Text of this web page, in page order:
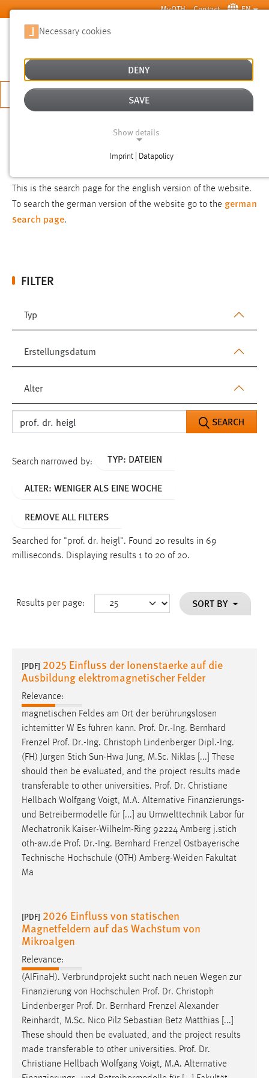
Skip to main content MyOTH Contact EN
APPLY NOW
This is the search page for the english version of the website.
To search the german version of the website go to the german
search page.
FILTER
Typ
Erstellungsdatum
Alter
SEARCH
Search narrowed by: TYP: DATEIEN
ALTER: WENIGER ALS EINE WOCHE
REMOVE ALL FILTERS
Searched for "prof. dr. heigl". Found 20 results in 69
milliseconds. Displaying results 1 to 20 of 20.
Results per page: SORT BY
[PDF] 2025 Einfluss der Ionenstaerke auf die
Ausbildung elektromagnetischer Felder
Relevance:
magnetischen Feldes am Ort der berührungslosen
ichtemitter W Es führen kann. Prof. Dr.-Ing. Bernhard
Frenzel Prof. Dr.-Ing. Christoph Lindenberger Dipl.-Ing.
(FH) Jürgen Stich Sun-Hwa Jung, M.Sc. Niklas [...] These
should then be evaluated, and the project results made
transferable to other universities. Prof. Dr. Christiane
Hellbach Wolfgang Voigt, M.A. Alternative Finanzierungs-
und Betreibermodelle für [...] au Umwelttechnik Labor für
Mechatronik Kaiser-Wilhelm-Ring 92224 Amberg j.stich
oth-aw.de Prof. Dr.-Ing. Bernhard Frenzel Ostbayerische
Technische Hochschule (OTH) Amberg-Weiden Fakultät
Ma
[PDF] 2026 Einfluss von statischen
Magnetfeldern auf das Wachstum von
Mikroalgen
Relevance:
(AIFinaH). Verbrundprojekt sucht nach neuen Wegen zur
Finanzierung von Hochschulen Prof. Dr. Christoph
Lindenberger Prof. Dr. Bernhard Frenzel Alexander
Reinhardt, M.Sc. Nico Pilz Sebastian Betz Matthias [...]
These should then be evaluated, and the project results
made transferable to other universities. Prof. Dr.
Christiane Hellbach Wolfgang Voigt, M.A. Alternative
Necessary cookies
DENY
SAVE
Show details
Imprint | Datapolicy